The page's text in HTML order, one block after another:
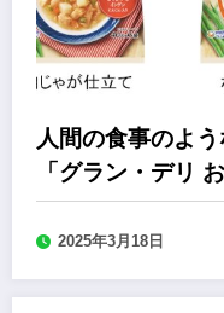
人間の食事のよ
「グラン・デリ
2025年3月18日